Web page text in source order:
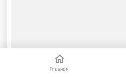
Главная